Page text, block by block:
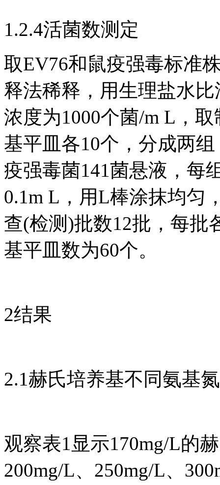
1.2.4活菌数测定
取EV76和鼠疫强毒标准
释法稀释，用生理盐水
浓度为1000个菌/m L，
基平皿各10个，分成两
疫强毒菌141菌悬液，每
0.1m L，用L棒涂抹均匀
查(检测)批数12批，每批
基平皿数为60个。
2结果
2.1赫氏培养基不同氨基
观察表1显示170mg/L的
200mg/L、250mg/L、